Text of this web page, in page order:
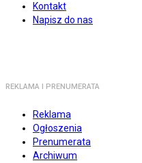
Kontakt
Napisz do nas
REKLAMA I PRENUMERATA
Reklama
Ogłoszenia
Prenumerata
Archiwum